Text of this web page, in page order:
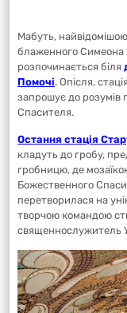
Мабуть,
блаженного Симеона
розпочинається біля
Помочі. Опісля,
запрошує до розумів
Спасителя.
Остання стація
кладуть до гробу,
гробницю, де
Божественного
перетворилася на
творчою командою
священнослужитель